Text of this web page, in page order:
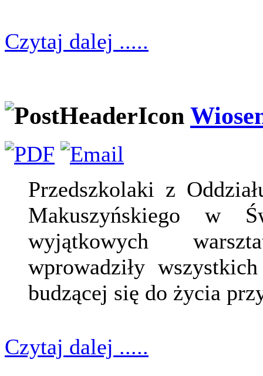
Czytaj dalej .....
Przedszkolaki z
Makuszyńskiego w
wyjątkowych
wprowadziły
budzącej się do życia
Czytaj dalej .....